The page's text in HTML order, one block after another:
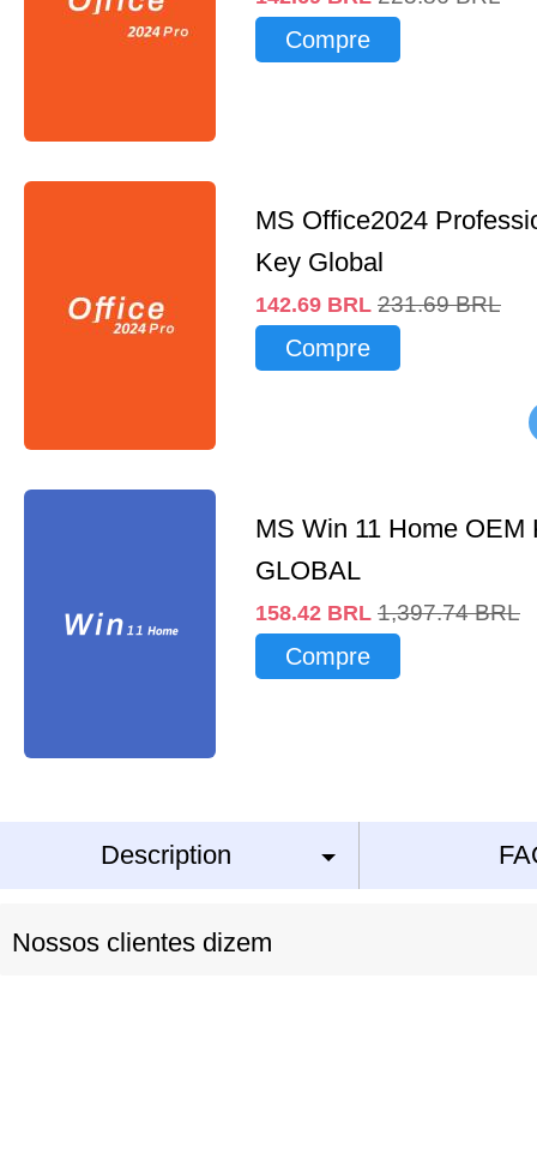
Compre
MS Office2024
Key Global
142.69 BRL 231.69 BRL
Compre
MS Win 11 Home OEM
GLOBAL
158.42 BRL 1,397.74 BRL
Compre
Description
Nossos clientes dizem